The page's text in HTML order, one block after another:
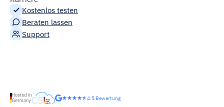
Kostenlos testen
Beraten lassen
Support
4.5 Bewertung